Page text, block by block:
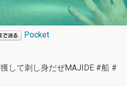
Pocket
して刺し身だぜMAJIDE #船 #